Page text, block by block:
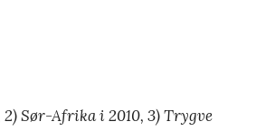
Sør-Afrika i 2010, 3) Trygve